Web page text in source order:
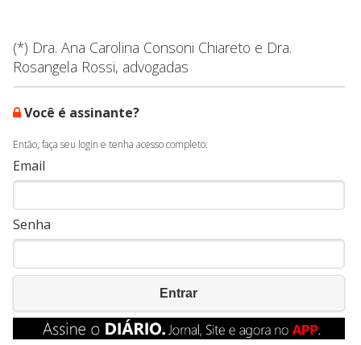
(*) Dra. Ana Carolina Consoni Chiareto e Dra.
Rosangela Rossi, advogadas
Você é assinante?
Então, faça seu login e tenha acesso completo:
Email
Senha
Entrar